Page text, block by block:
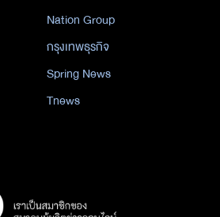
Nation Group
กรุงเทพธุรกิจ
Spring News
Tnews